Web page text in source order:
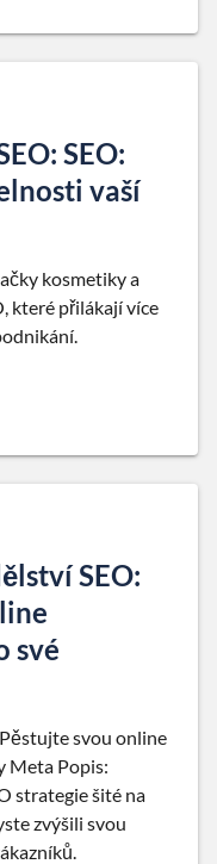
SEO:
vaší
kosmetiky a
které přilákají více
SEO:
své
svou online
Meta Popis:
strategie šité na
zvýšili svou